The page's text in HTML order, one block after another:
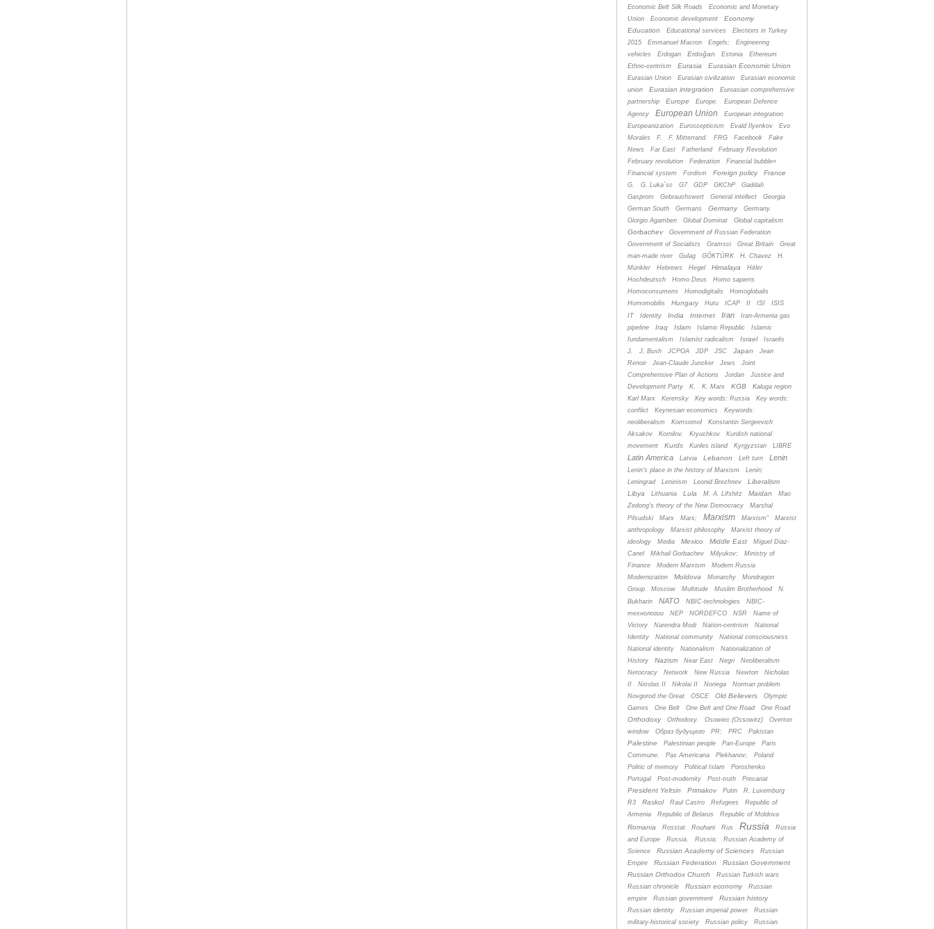
Economic Belt Silk Roads
Economic and Monetary
Union
Economic development
Economy
Education
Educational services
Elections in Turkey
2015
Emmanuel Macron Engels;
Engineering
vehicles
Erdogan Erdoğan Estonia
Ethereum
Ethno-centrism
Eurasia Eurasian Economic Union
Eurasian Union Eurasian civilization
Eurasian economic
union
Eurasian integration
Euroasian comprehensive
partnership
Europe Europe.
European Defence
Agency
European Union
European integration
Europeanization
Euroscepticism Evald Ilyenkov
Evo
Morales
F. F. Mitterrand. FRG Facebook
Fake
News
Far East Fatherland
February Revolution
February revolution
Federation
Financial bubble»
Financial system
Fordism Foreign policy France
G. G. Luka´sc G7 GDP GKChP
Gaddafi
Gasprom
Gebrauchswert General intellect
Georgia
German South
Germans Germany
Germany.
Giorgio Agamben
Global Dominat Global capitalism
Gorbachev
Government of Russian Federation
Government of Socialists
Gramsci Great Britain
Great
man-made river
Gulag GÖKTÜRK H. Chavez
H.
Münkler
Hebrews Hegel Himalaya
Hitler
Hochdeutsch
Homo Deus
Homo sapiens
Homoconsumens
Homodigitalis
Homoglobalis
Homomobilis
Hungary Hutu ICAP II ISI
ISIS
IT
Identity India Internet Iran
Iran-Armenia gas
pipeline
Iraq Islam Islamic Republic
Islamic
fundamentalism
Islamist radicalism Israel
Israelis
J.
J. Bush JCPOA JDP JSC Japan
Jean
Renoir
Jean-Claude Juncker Jews
Joint
Comprehensive Plan of Actions
Jordan
Justice and
Development Party
K. K. Marx KGB
Kaluga region
Karl Marx
Kerensky Key words: Russia
Key words:
conflict
Keynesian economics
Keywords:
neoliberalism
Komsomol
Konstantin Sergeevich
Aksakov
Kornilov. Kryuchkov
Kurdish national
movement
Kurds Kuriles island Kyrgyzstan LIBRE
Latin America Latvia Lebanon Left turn Lenin
Lenin's place in the history of Marxism
Lenin;
Leningrad
Leninism Leonid Brezhnev
Liberalism
Libya
Lithuania Lula M. A. Lifshitz Maidan
Mao
Zedong's theory of the New Democracy
Marshal
Pilsudski
Marx Marx; Marxism Marxism”
Marxist
anthropology
Marxist philosophy
Marxist theory of
ideology
Media Mexico Middle East
Miguel Diaz-
Canel
Mikhail Gorbachev Milyukov;
Ministry of
Finance
Modern Marxism
Modern Russia
Modernization
Moldova Monarchy
Mondragon
Group
Moscow Multitude Muslim Brotherhood
N.
Bukharin
NATO NBIC-technologies
NBIC-
технологии
NEP NORDEFCO NSR
Name of
Victory
Narendra Modi Nation-centrism
National
Identity
National community
National consciousness
National identity
Nationalism
Nationalization of
History
Nazism Near East Negri
Neoliberalism
Netocracy
Network New Russia Newton
Nicholas
II
Nicolas II Nikolai II Noriega
Norman problem
Novgorod the Great
OSCE Old Believers
Olympic
Games
One Belt One Belt and One Road One Road
Orthodoxy Orthodoxy. Osowiec (Ossowitz)
Overton
window
Oбраз будущего PR; PRC Pakistan
Palestine Palestinian people Pan-Europe
Paris
Commune.
Pax Americana Plekhanov;
Poland
Politic of memory
Political Islam
Poroshenko
Portugal
Post-modernity Post-truth Precariat
President Yeltsin Primakov Putin
R. Luxemburg
R3
Raskol Raul Castro Refugees
Republic of
Armenia
Republic of Belarus Republic of Moldova
Romania Rosstat Rouhani Rus Russia
Russia
and Europe
Russia. Russia;
Russian Academy of
Science
Russian Academy of Sciences
Russian
Empire
Russian Federation
Russian Government
Russian Orthodox Church
Russian Turkish wars
Russian chronicle
Russian economy
Russian
empire
Russian government Russian history
Russian identity Russian imperial power
Russian
military-historical society
Russian policy Russian